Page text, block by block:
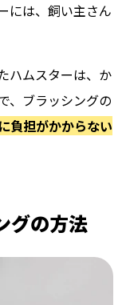
には、飼い主さん
ハムスターは、か
、ブラッシングの
負担がかからない
グの方法